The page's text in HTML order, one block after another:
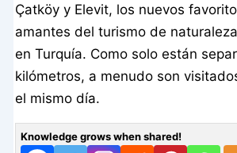
Çatköy y Elevit, los nuevos
amantes del turismo de
en Turquía. Como solo están
kilómetros, a menudo son
el mismo día.
Knowledge grows when shared!